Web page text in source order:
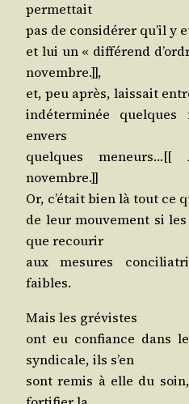
permettait
pas de consi­dé­rer qu’il y
et lui un « dif­fé­rend
novembre.]],
et, peu après, lais­sait
indé­ter­mi­née quelques
envers
quelques meneurs…[[
novembre.]]
Or, c’é­tait bien là tout ce
de leur mou­ve­ment si
que recourir
aux mesures
faibles.
Mais les grévistes
ont eu confiance dans
syn­di­cale, ils s’en
sont remis à elle du